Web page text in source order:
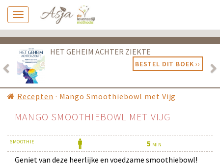
HET GEHEIM ACHTER ZIEKTE
BESTEL DIT BOEK ››
Previous
Recepten · Mango Smoothiebowl met Vijg
MANGO SMOOTHIEBOWL MET VIJG
SMOOTHIE 5 MIN
Geniet van deze heerlijke en voedzame smoothiebowl!